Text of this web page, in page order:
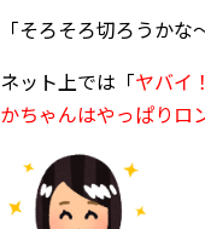
「そろそろ切ろうかな
ネット上では「ヤバイ
かちゃんはやっぱりロ